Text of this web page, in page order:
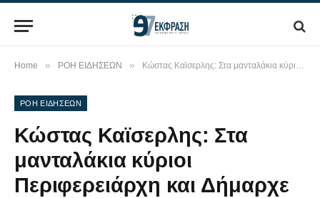
Home » ΡΟΗ ΕΙΔΗΣΕΩΝ » Κώστας Καϊσερλης: Στα μανταλάκια κύριοι Περιφερειάρχη και Δήμαρχε βρίσκεται η Δημοκρατία και όχι εσείς
ΡΟΗ ΕΙΔΗΣΕΩΝ
Κώστας Καϊσερλης: Στα
μανταλάκια κύριοι
Περιφερειάρχη και Δήμαρχε